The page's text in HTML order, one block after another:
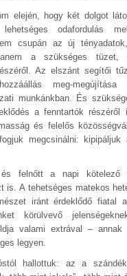
elején, hogy két dolgot
lehetséges odafordulás
csupán az új
a szükséges
Az elszánt segítői
meg-megújítása
munkánkban. És
a fenntartók részéről
és felelős
megcsinálni:
felnőtt a napi kötelező
is. A tehetséges matekos
iránt érdeklődő fiatal
körülvevő
valami extrával –
legyen.
hallottuk: az a